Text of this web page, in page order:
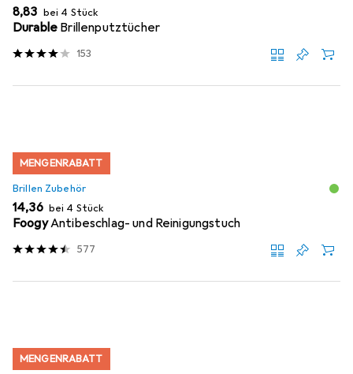
EUR
8,83 bei 4 Stück
Durable Brillenputztücher
153
MENGENRABATT
Brillen Zubehör
EUR
14,36 bei 4 Stück
FoogyAntibeschlag- und Reinigungstuch
577
MENGENRABATT